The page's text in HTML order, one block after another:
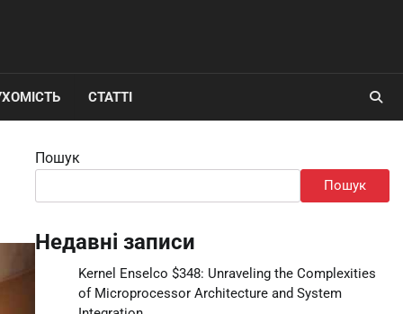
СТАТТІ
Пошук
Пошук
Недавні записи
Kernel Enselco $348: Unraveling the Complexities
of Microprocessor Architecture and System